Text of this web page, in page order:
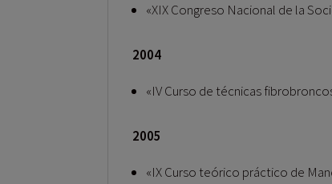
«XIX Congreso Nacional de la
2004
«IV Curso de técnicas
2005
«IX Curso teórico práctico de